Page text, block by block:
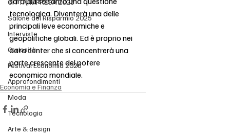
Salone del Risparmio 2025
Interviste
Curiosità
Festival Economia 2026
Approfondimenti
Moda
Tecnologia
Arte & design
tecnologica. Diventerà una delle
principali leve economiche e
geopolitiche globali. Ed è proprio nei
data center che si concentrerà una
parte crescente del potere
economico mondiale.
Economia e Finanza